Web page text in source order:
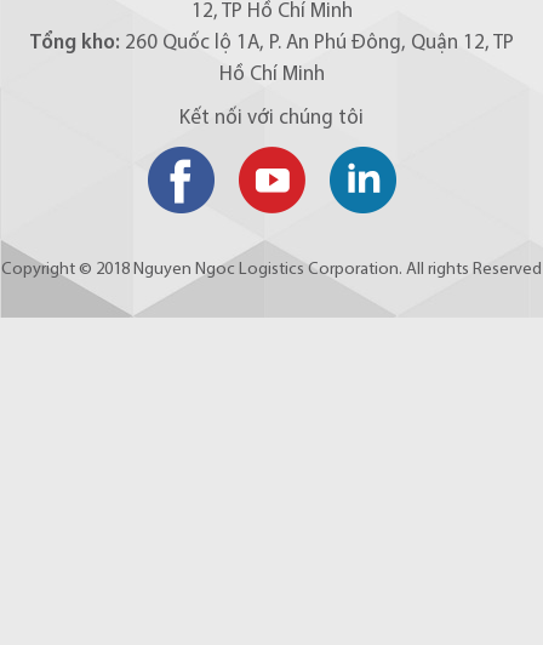
12, TP Hồ Chí Minh
Tổng kho: 260 Quốc lộ 1A, P. An Phú Đông, Quận 12, TP
Hồ Chí Minh
Kết nối với chúng tôi
Copyright © 2018 Nguyen Ngoc Logistics Corporation. All rights Reserved